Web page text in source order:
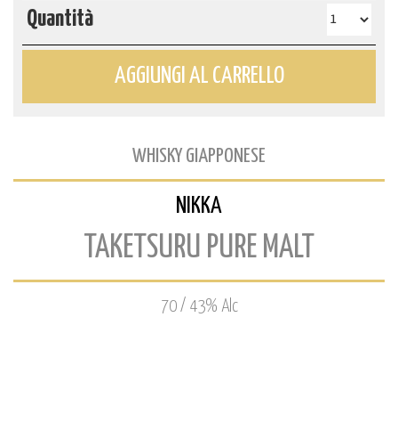
Quantità
AGGIUNGI AL CARRELLO
WHISKY GIAPPONESE
NIKKA
TAKETSURU PURE MALT
70 / 43% Alc